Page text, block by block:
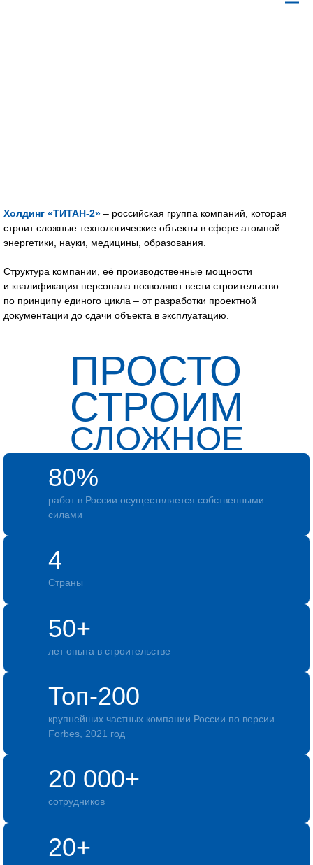
Холдинг «ТИТАН‑2» – российская группа компаний, которая
строит сложные технологические объекты в сфере атомной
энергетики, науки, медицины, образования.
Структура компании, её производственные мощности
и квалификация персонала позволяют вести строительство
по принципу единого цикла – от разработки проектной
документации до сдачи объекта в эксплуатацию.
ПРОСТО
СТРОИМ
СЛОЖНОЕ
20 000+
сотрудников
20+
50+
лет опыта в строительстве
Топ-200
крупнейших частных компании России по версии
Forbes, 2021 год
80%
работ в России осуществляется собственными
силами
4
Страны